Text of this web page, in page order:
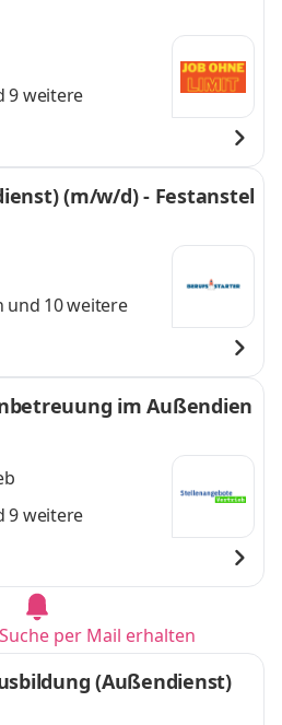
9 weitere
(m/w/d) - Festanstel
und 10 weitere
im Außendien
9 weitere
per Mail erhalten
(Außendienst)